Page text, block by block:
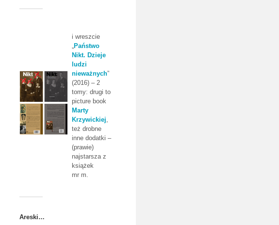
i wreszcie
„Państwo
Nikt. Dzieje
ludzi
nieważnych”
(2016) – 2
tomy: drugi to
picture book
Marty
Krzywickiej,
też drobne
inne dodatki –
(prawie)
najstarsza z
książek
mr m.
Areski…